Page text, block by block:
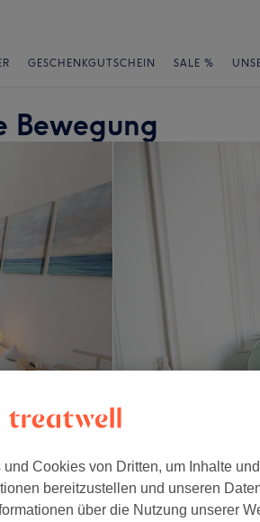
GESCHENKGUTSCHEIN SALE %
Bewegung
Cookies von Dritten, um Inhalte
bereitzustellen und unseren
über die Nutzung unserer